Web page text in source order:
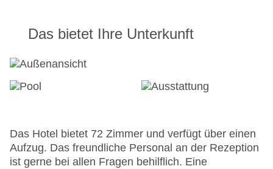
Das bietet Ihre Unterkunft
Das Hotel bietet 72 Zimmer und verfügt über einen
Aufzug. Das freundliche Personal an der Rezeption
ist gerne bei allen Fragen behilflich. Eine